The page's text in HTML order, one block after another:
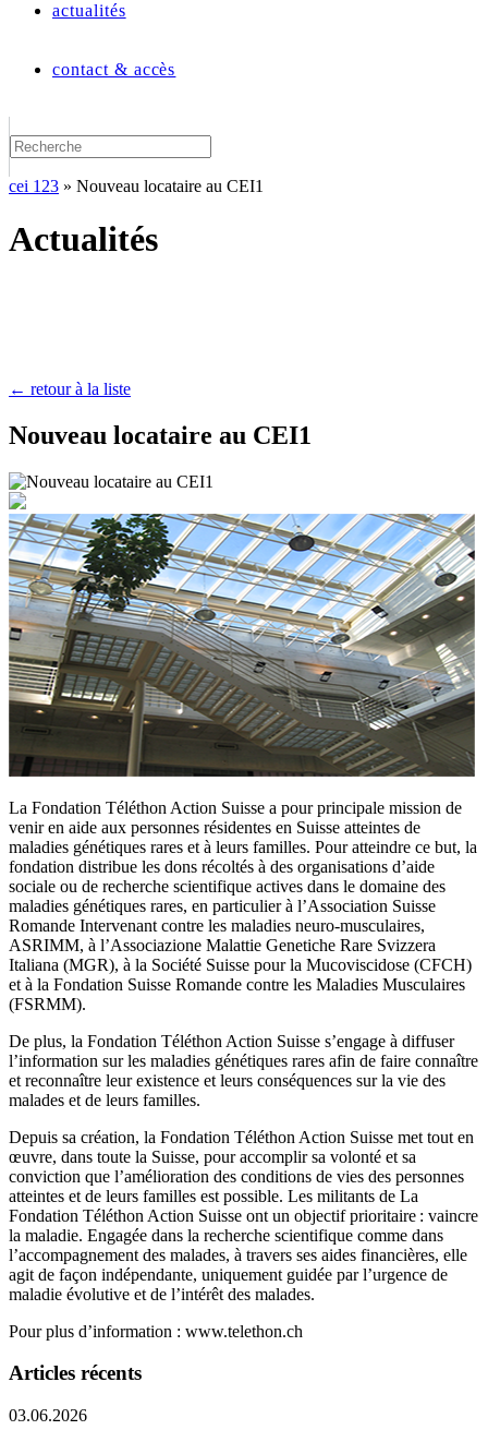
actualités
contact & accès
cei 123 » Nouveau locataire au CEI1
Actualités
← retour à la liste
Nouveau locataire au CEI1
La Fondation Téléthon Action Suisse a pour principale mission de
venir en aide aux personnes résidentes en Suisse atteintes de
maladies génétiques rares et à leurs familles. Pour atteindre ce but, la
fondation distribue les dons récoltés à des organisations d’aide
sociale ou de recherche scientifique actives dans le domaine des
maladies génétiques rares, en particulier à l’Association Suisse
Romande Intervenant contre les maladies neuro-musculaires,
ASRIMM, à l’Associazione Malattie Genetiche Rare Svizzera
Italiana (MGR), à la Société Suisse pour la Mucoviscidose (CFCH)
et à la Fondation Suisse Romande contre les Maladies Musculaires
(FSRMM).
De plus, la Fondation Téléthon Action Suisse s’engage à diffuser
l’information sur les maladies génétiques rares afin de faire connaître
et reconnaître leur existence et leurs conséquences sur la vie des
malades et de leurs familles.
Depuis sa création, la Fondation Téléthon Action Suisse met tout en
œuvre, dans toute la Suisse, pour accomplir sa volonté et sa
conviction que l’amélioration des conditions de vies des personnes
atteintes et de leurs familles est possible. Les militants de La
Fondation Téléthon Action Suisse ont un objectif prioritaire : vaincre
la maladie. Engagée dans la recherche scientifique comme dans
l’accompagnement des malades, à travers ses aides financières, elle
agit de façon indépendante, uniquement guidée par l’urgence de
maladie évolutive et de l’intérêt des malades.
Pour plus d’information : www.telethon.ch
Articles récents
03.06.2026